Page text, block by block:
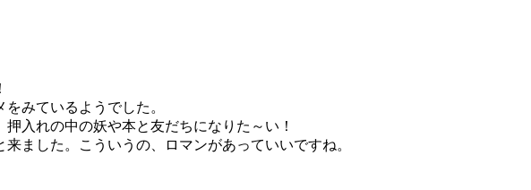
みているようでした。
入れの中の妖や本と友だちになりた～い！
ました。こういうの、ロマンがあっていいですね。